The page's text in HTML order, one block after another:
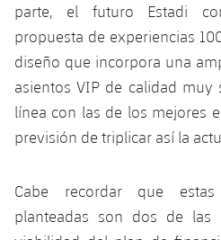
Agenda
Calendario
Resultados
Clasificaciones
Calendario
Resultados
Noticias
Hockey Hierba Masculino
Hockey Hierba
Patinaje artístico
plusicon
más
Actualidad
Escuela de Patinaje
Rugby
plusicon
más
Jugadores
plusicon
más
Noticias
plusicon
más
parte, el futuro Estadi
propuesta de experiencias
diseño que incorpora una
asientos VIP de calidad
línea con las de los mejores
previsión de triplicar así la
Cabe recordar que
planteadas son dos de las